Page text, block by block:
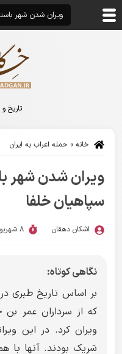
تاریخ
خانه » حمله اعراب به ایران
ویران شدن شهر
سپاهیان خلفا
اشکان دهقان 8 شهریور 1404
نگاهی کوتاه:
که از سرداران عمر
ویران کرد. در این
شریک بودند. آنها با
ویران شدن شهر